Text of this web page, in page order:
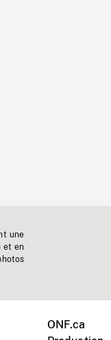
une
et en
ONF.ca